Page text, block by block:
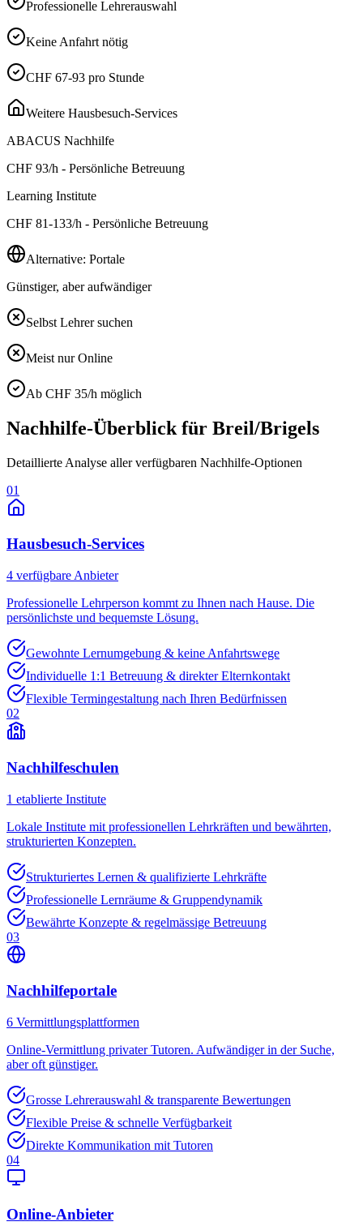
Professionelle Lehrerauswahl
Keine Anfahrt nötig
CHF 67-93 pro Stunde
Weitere Hausbesuch-Services
ABACUS Nachhilfe
CHF 93/h - Persönliche Betreuung
Learning Institute
CHF 81-133/h - Persönliche Betreuung
Alternative: Portale
Günstiger, aber aufwändiger
Selbst Lehrer suchen
Meist nur Online
Ab CHF 35/h möglich
Nachhilfe-Überblick für Breil/Brigels
Detaillierte Analyse aller verfügbaren Nachhilfe-Optionen
01
Hausbesuch-Services
4 verfügbare Anbieter
Professionelle Lehrperson kommt zu Ihnen nach Hause. Die
persönlichste und bequemste Lösung.
Gewohnte Lernumgebung & keine Anfahrtswege
Individuelle 1:1 Betreuung & direkter Elternkontakt
Flexible Termingestaltung nach Ihren Bedürfnissen
02
Nachhilfeschulen
1 etablierte Institute
Lokale Institute mit professionellen Lehrkräften und bewährten,
strukturierten Konzepten.
Strukturiertes Lernen & qualifizierte Lehrkräfte
Professionelle Lernräume & Gruppendynamik
Bewährte Konzepte & regelmässige Betreuung
03
Nachhilfeportale
6 Vermittlungsplattformen
Online-Vermittlung privater Tutoren. Aufwändiger in der Suche,
aber oft günstiger.
Grosse Lehrerauswahl & transparente Bewertungen
Flexible Preise & schnelle Verfügbarkeit
Direkte Kommunikation mit Tutoren
04
Online-Anbieter